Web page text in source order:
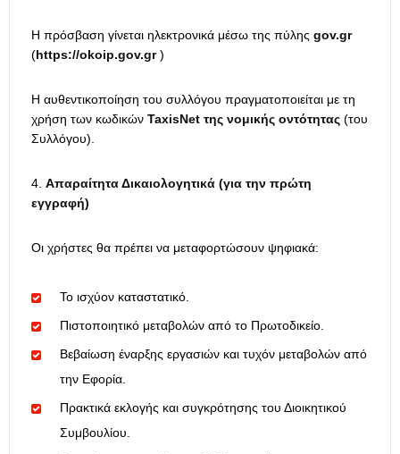
Η πρόσβαση γίνεται ηλεκτρονικά μέσω της πύλης gov.gr
(https://okoip.gov.gr)
Η αυθεντικοποίηση του συλλόγου πραγματοποιείται με τη
χρήση των κωδικών TaxisNet της νομικής οντότητας (του
Συλλόγου).
Απαραίτητα Δικαιολογητικά (για την πρώτη
εγγραφή)
Οι χρήστες θα πρέπει να μεταφορτώσουν ψηφιακά:
Το ισχύον καταστατικό.
Πιστοποιητικό μεταβολών από το Πρωτοδικείο.
Βεβαίωση έναρξης εργασιών και τυχόν μεταβολών από
την Εφορία.
Πρακτικά εκλογής και συγκρότησης του Διοικητικού
Συμβουλίου.